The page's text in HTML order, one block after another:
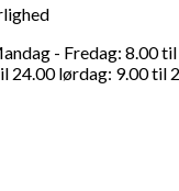
- Fredag: 8.00
lørdag: 9.00 til